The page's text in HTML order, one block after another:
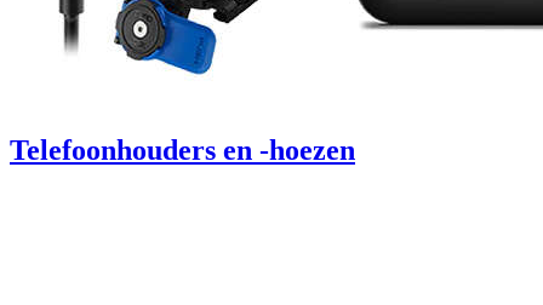
Telefoonhouders en -hoezen